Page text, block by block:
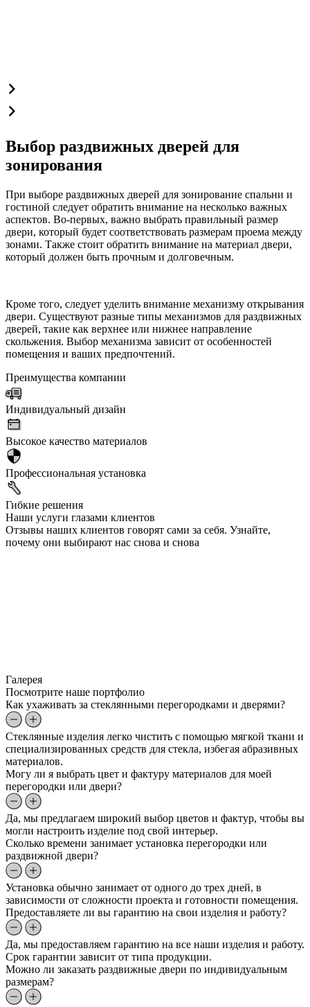
Выбор раздвижных дверей для
зонирования
При выборе раздвижных дверей для зонирование спальни и
гостиной следует обратить внимание на несколько важных
аспектов. Во-первых, важно выбрать правильный размер
двери, который будет соответствовать размерам проема между
зонами. Также стоит обратить внимание на материал двери,
который должен быть прочным и долговечным.
Кроме того, следует уделить внимание механизму открывания
двери. Существуют разные типы механизмов для раздвижных
дверей, такие как верхнее или нижнее направление
скольжения. Выбор механизма зависит от особенностей
помещения и ваших предпочтений.
Преимущества компании
Индивидуальный дизайн
Высокое качество материалов
Профессиональная установка
Гибкие решения
Наши услуги глазами клиентов
Отзывы наших клиентов говорят сами за себя. Узнайте,
почему они выбирают нас снова и снова
Галерея
Посмотрите наше портфолио
Как ухаживать за стеклянными перегородками и дверями?
Стеклянные изделия легко чистить с помощью мягкой ткани и
специализированных средств для стекла, избегая абразивных
материалов.
Могу ли я выбрать цвет и фактуру материалов для моей
перегородки или двери?
Да, мы предлагаем широкий выбор цветов и фактур, чтобы вы
могли настроить изделие под свой интерьер.
Сколько времени занимает установка перегородки или
раздвижной двери?
Установка обычно занимает от одного до трех дней, в
зависимости от сложности проекта и готовности помещения.
Предоставляете ли вы гарантию на свои изделия и работу?
Да, мы предоставляем гарантию на все наши изделия и работу.
Срок гарантии зависит от типа продукции.
Можно ли заказать раздвижные двери по индивидуальным
размерам?